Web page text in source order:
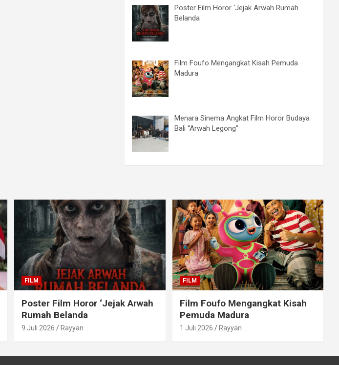
Poster Film Horor ‘Jejak Arwah Rumah
Belanda
Film Foufo Mengangkat Kisah Pemuda
Madura
Menara Sinema Angkat Film Horor Budaya
Bali “Arwah Legong”
FILM
Poster Film Horor ‘Jejak Arwah
Rumah Belanda
9 Juli 2026 Rayyan
FILM
Film Foufo Mengangkat Kisah
Pemuda Madura
1 Juli 2026 Rayyan